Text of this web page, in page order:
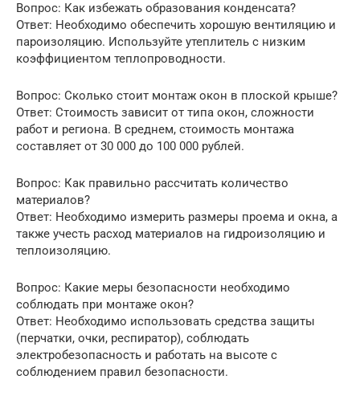
Вопрос: Как избежать образования конденсата?
Ответ: Необходимо обеспечить хорошую вентиляцию и
пароизоляцию. Используйте утеплитель с низким
коэффициентом теплопроводности.
Вопрос: Сколько стоит монтаж окон в плоской крыше?
Ответ: Стоимость зависит от типа окон, сложности
работ и региона. В среднем, стоимость монтажа
составляет от 30 000 до 100 000 рублей.
Вопрос: Как правильно рассчитать количество
материалов?
Ответ: Необходимо измерить размеры проема и окна, а
также учесть расход материалов на гидроизоляцию и
теплоизоляцию.
Вопрос: Какие меры безопасности необходимо
соблюдать при монтаже окон?
Ответ: Необходимо использовать средства защиты
(перчатки, очки, респиратор), соблюдать
электробезопасность и работать на высоте с
соблюдением правил безопасности.